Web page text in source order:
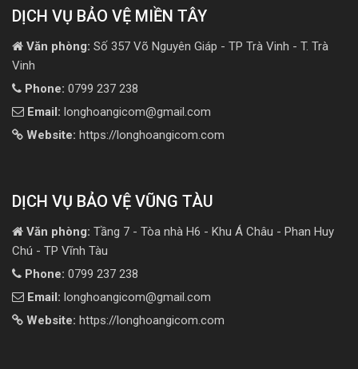
DỊCH VỤ BẢO VỆ MIỀN TÂY
Văn phòng: Số 357 Võ Nguyên Giáp - TP Trà Vinh - T. Trà
Vinh
Phone: 0799 237 238
Email: longhoangicom@gmail.com
Website: https://longhoangicom.com
DỊCH VỤ BẢO VỆ VŨNG TÀU
Văn phòng: Tầng 7 - Tòa nhà H6 - Khu Á Châu - Phan Huy
Chú - TP Vĩnh Tàu
Phone: 0799 237 238
Email: longhoangicom@gmail.com
Website: https://longhoangicom.com